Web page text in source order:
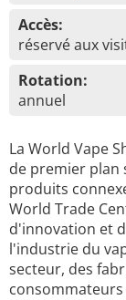
Accès:
réservé aux
Rotation:
annuel
La World Vape
de premier plan
produits
World Trade
d'innovation et
l'industrie du
secteur, des